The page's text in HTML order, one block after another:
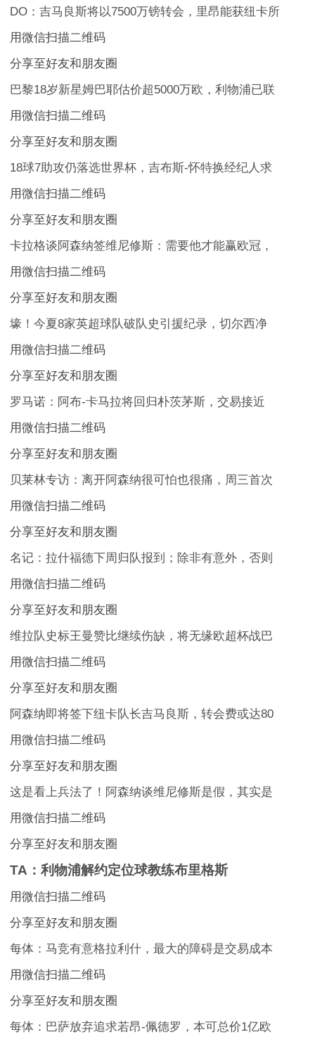
DO：吉马良斯将以7500万镑转会，里昂能获纽卡所
用微信扫描二维码
分享至好友和朋友圈
巴黎18岁新星姆巴耶估价超5000万欧，利物浦已联
用微信扫描二维码
分享至好友和朋友圈
18球7助攻仍落选世界杯，吉布斯-怀特换经纪人求
用微信扫描二维码
分享至好友和朋友圈
卡拉格谈阿森纳签维尼修斯：需要他才能赢欧冠，
用微信扫描二维码
分享至好友和朋友圈
壕！今夏8家英超球队破队史引援纪录，切尔西净
用微信扫描二维码
分享至好友和朋友圈
罗马诺：阿布-卡马拉将回归朴茨茅斯，交易接近
用微信扫描二维码
分享至好友和朋友圈
贝莱林专访：离开阿森纳很可怕也很痛，周三首次
用微信扫描二维码
分享至好友和朋友圈
名记：拉什福德下周归队报到；除非有意外，否则
用微信扫描二维码
分享至好友和朋友圈
维拉队史标王曼赞比继续伤缺，将无缘欧超杯战巴
用微信扫描二维码
分享至好友和朋友圈
阿森纳即将签下纽卡队长吉马良斯，转会费或达80
用微信扫描二维码
分享至好友和朋友圈
这是看上兵法了！阿森纳谈维尼修斯是假，其实是
用微信扫描二维码
分享至好友和朋友圈
TA：利物浦解约定位球教练布里格斯
用微信扫描二维码
分享至好友和朋友圈
每体：马竞有意格拉利什，最大的障碍是交易成本
用微信扫描二维码
分享至好友和朋友圈
每体：巴萨放弃追求若昂-佩德罗，本可总价1亿欧